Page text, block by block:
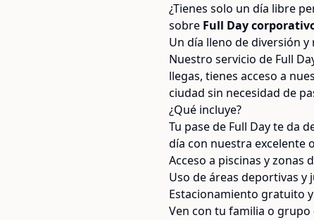
¿Tienes solo un día libre
sobre Full Day
Un día lleno de diversión y
Nuestro servicio de Full
llegas, tienes acceso a
ciudad sin necesidad de
¿Qué incluye?
Tu pase de Full Day te da
día con nuestra excelente
Acceso a piscinas y zonas
Uso de áreas deportivas y
Estacionamiento gratuito
Ven con tu familia o